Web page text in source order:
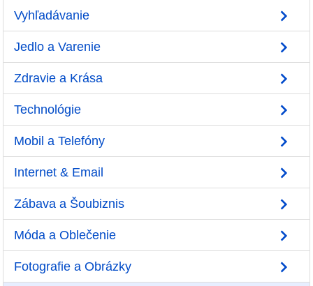
Vyhľadávanie
Jedlo a Varenie
Zdravie a Krása
Technológie
Mobil a Telefóny
Internet & Email
Zábava a Šoubiznis
Móda a Oblečenie
Fotografie a Obrázky